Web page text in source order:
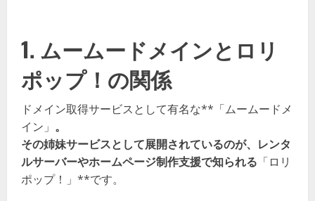
1. ムームードメインとロリ
ポップ！の関係
ドメイン取得サービスとして有名な**「ムームードメ
イン」 。
その姉妹サービスとして展開されているのが、レンタ
ルサーバーやホームページ制作支援で知られる 「ロリ
ポップ！」**です。